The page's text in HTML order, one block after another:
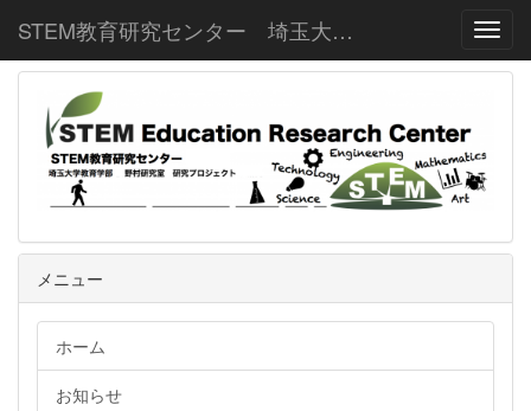
STEM教育研究センター 埼玉大学教育学部野村研究室
メニュー
ホーム
お知らせ